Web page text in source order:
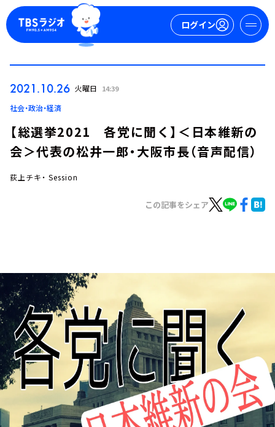
ログイン
お知らせ
イベント・グッズ
YouTube
会社情報
2021.10.26 火曜日 14:39
社会・政治・経済
【総選挙2021 各党に聞く】＜日本維新の
会＞代表の松井一郎・大阪市長（音声配信）
荻上チキ・ Session
この記事をシェア